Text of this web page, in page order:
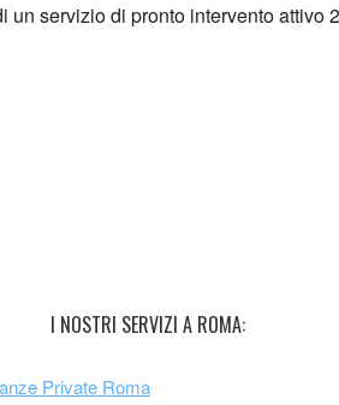
un servizio di pronto intervento attivo
I NOSTRI SERVIZI A ROMA:
Private Roma